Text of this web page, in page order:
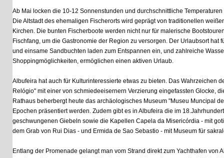
Ab Mai locken die 10-12 Sonnenstunden und durchschnittliche Temperaturen
Die Altstadt des ehemaligen Fischerorts wird geprägt von traditionellen weißen
Kirchen. Die bunten Fischerboote werden nicht nur für malerische Bootstouren
Fischfang, um die Gastronomie der Region zu versorgen. Der Urlaubsort hat für
und einsame Sandbuchten laden zum Entspannen ein, und zahlreiche
Shoppingmöglichkeiten, ermöglichen einen aktiven Urlaub.
Albufeira hat auch für Kulturinteressierte etwas zu bieten. Das Wahrzeichen der
Relógio" mit einer von schmiedeeisernern Verzierung eingefassten Glocke, die
Rathaus beherbergt heute das archäologisches Museum "Museu Muncipal de
Epochen präsentiert werden. Zudem gibt es in Albufeira die im 18.Jahrhundert
geschwungenen Giebeln sowie die Kapellen Capela da Misericórdia - mit
dem Grab von Rui Dias - und Ermida de Sao Sebastio - mit Museum für sakrale
Entlang der Promenade gelangt man vom Strand direkt zum Yachthafen von